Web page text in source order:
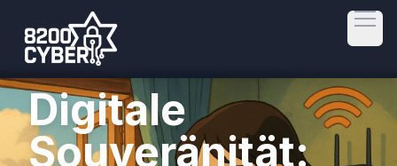
Digitale
Souveränität: